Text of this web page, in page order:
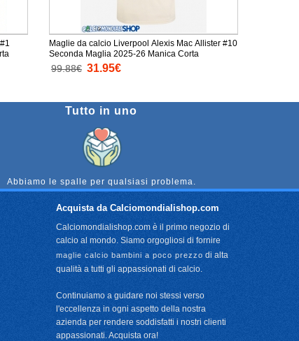
Maglie da calcio Liverpool Alexis Mac Allister #10
Seconda Maglia 2025-26 Manica Corta
99.88€ 31.95€
Tutto in uno
Abbiamo le spalle per qualsiasi problema.
Acquista da Calciomondialishop.com
Calciomondialishop.com è il primo negozio di
calcio al mondo. Siamo orgogliosi di fornire
maglie calcio bambini a poco prezzo di alta
qualità a tutti gli appassionati di calcio.
Continuiamo a guidare noi stessi verso
l'eccellenza in ogni aspetto della nostra
azienda per rendere soddisfatti i nostri clienti
appassionati. Acquista ora!